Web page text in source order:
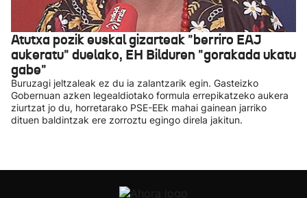
Atutxa pozik euskal gizarteak "berriro EAJ
aukeratu" duelako, EH Bilduren "gorakada ukatu
gabe"
Buruzagi jeltzaleak ez du ia zalantzarik egin. Gasteizko
Gobernuan azken legealdiotako formula errepikatzeko aukera
ziurtzat jo du, horretarako PSE-EEk mahai gainean jarriko
dituen baldintzak ere zorroztu egingo direla jakitun.